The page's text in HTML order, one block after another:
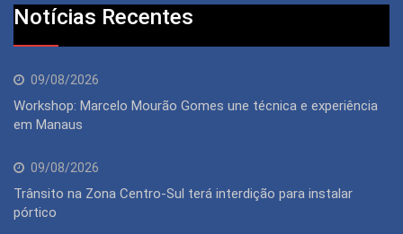
Notícias Recentes
09/08/2026
Workshop: Marcelo Mourão Gomes une técnica e experiência
em Manaus
09/08/2026
Trânsito na Zona Centro-Sul terá interdição para instalar
pórtico